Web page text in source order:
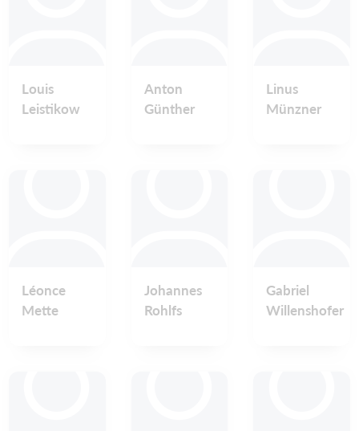
Louis
Leistikow
Anton
Günther
Linus
Münzner
Léonce
Mette
Johannes
Rohlfs
Gabriel
Willenshofer